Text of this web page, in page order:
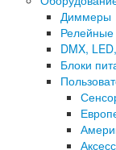
Диммеры
DMX,
Блоки